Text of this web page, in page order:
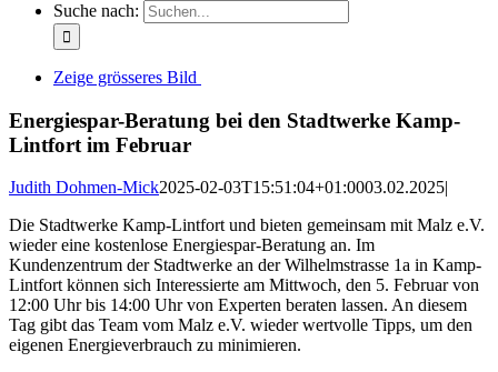
Suche nach:
Zeige grösseres Bild
Energiespar-Beratung bei den Stadtwerke Kamp-
Lintfort im Februar
Judith Dohmen-Mick2025-02-03T15:51:04+01:0003.02.2025|
Die Stadtwerke Kamp-Lintfort und bieten gemeinsam mit Malz e.V.
wieder eine kostenlose Energiespar-Beratung an. Im
Kundenzentrum der Stadtwerke an der Wilhelmstrasse 1a in Kamp-
Lintfort können sich Interessierte am Mittwoch, den 5. Februar von
12:00 Uhr bis 14:00 Uhr von Experten beraten lassen. An diesem
Tag gibt das Team vom Malz e.V. wieder wertvolle Tipps, um den
eigenen Energieverbrauch zu minimieren.